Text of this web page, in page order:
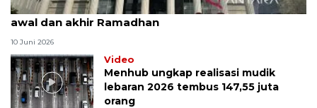
MK uji materi UU Peradilan Agama perihal isbat
awal dan akhir Ramadhan
10 Juni 2026
Video
Menhub ungkap realisasi mudik
lebaran 2026 tembus 147,55 juta
orang